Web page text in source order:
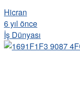
Hicran
6 yıl önce
İş Dünyası